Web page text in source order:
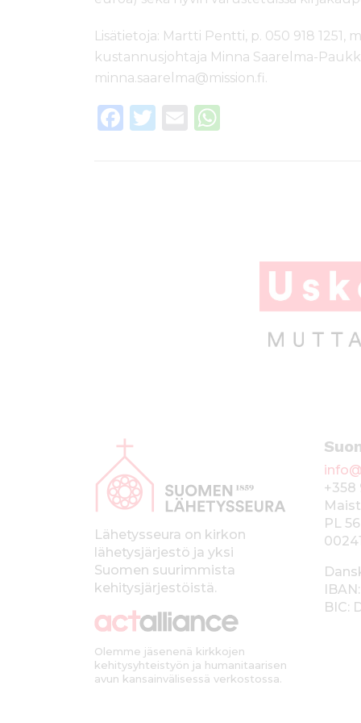
Lisätietoja: Martti Pentti, p. 050 918 1251,
kustannusjohtaja Minna Saarelma-
minna.saarelma@mission.fi.
F
T
E
Lähetysseura on kirkon
lähetysjärjestö ja yksi
Suomen suurimmista
kehitysjärjestöistä.
Olemme jäsenenä kirkkojen
kehitysyhteistyön ja humanitaarisen
avun kansainvälisessä verkostossa.
+358
PL 56
BIC: